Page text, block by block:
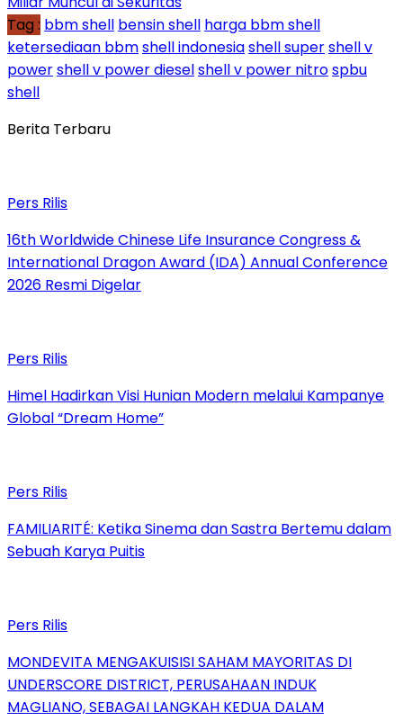
Tag : bbm shell bensin shell harga bbm shell
ketersediaan bbmshell indonesiashell supershell v
powershell v power dieselshell v power nitrospbu
shell
Berita Terbaru
Pers Rilis
16th Worldwide Chinese Life Insurance Congress &
International Dragon Award (IDA) Annual Conference
2026 Resmi Digelar
Pers Rilis
Himel Hadirkan Visi Hunian Modern melalui Kampanye
Global “Dream Home”
Pers Rilis
FAMILIARITÉ: Ketika Sinema dan Sastra Bertemu dalam
Sebuah Karya Puitis
Pers Rilis
MONDEVITA MENGAKUISISI SAHAM MAYORITAS DI
UNDERSCORE DISTRICT, PERUSAHAAN INDUK
MAGLIANO, SEBAGAI LANGKAH KEDUA DALAM